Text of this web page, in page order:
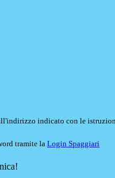
indicato con le
tramite la Login Spaggiari